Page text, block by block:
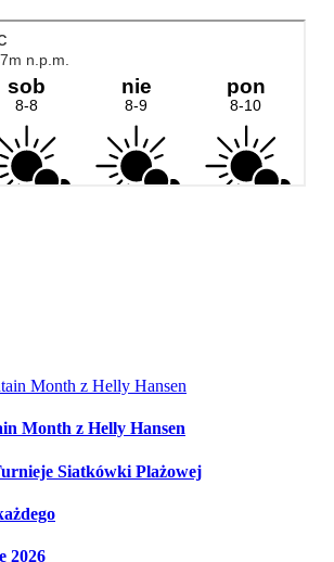
Month z Helly Hansen
Siatkówki Plażowej
2026